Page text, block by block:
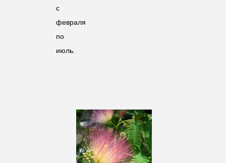
с
февраля
по
июль.